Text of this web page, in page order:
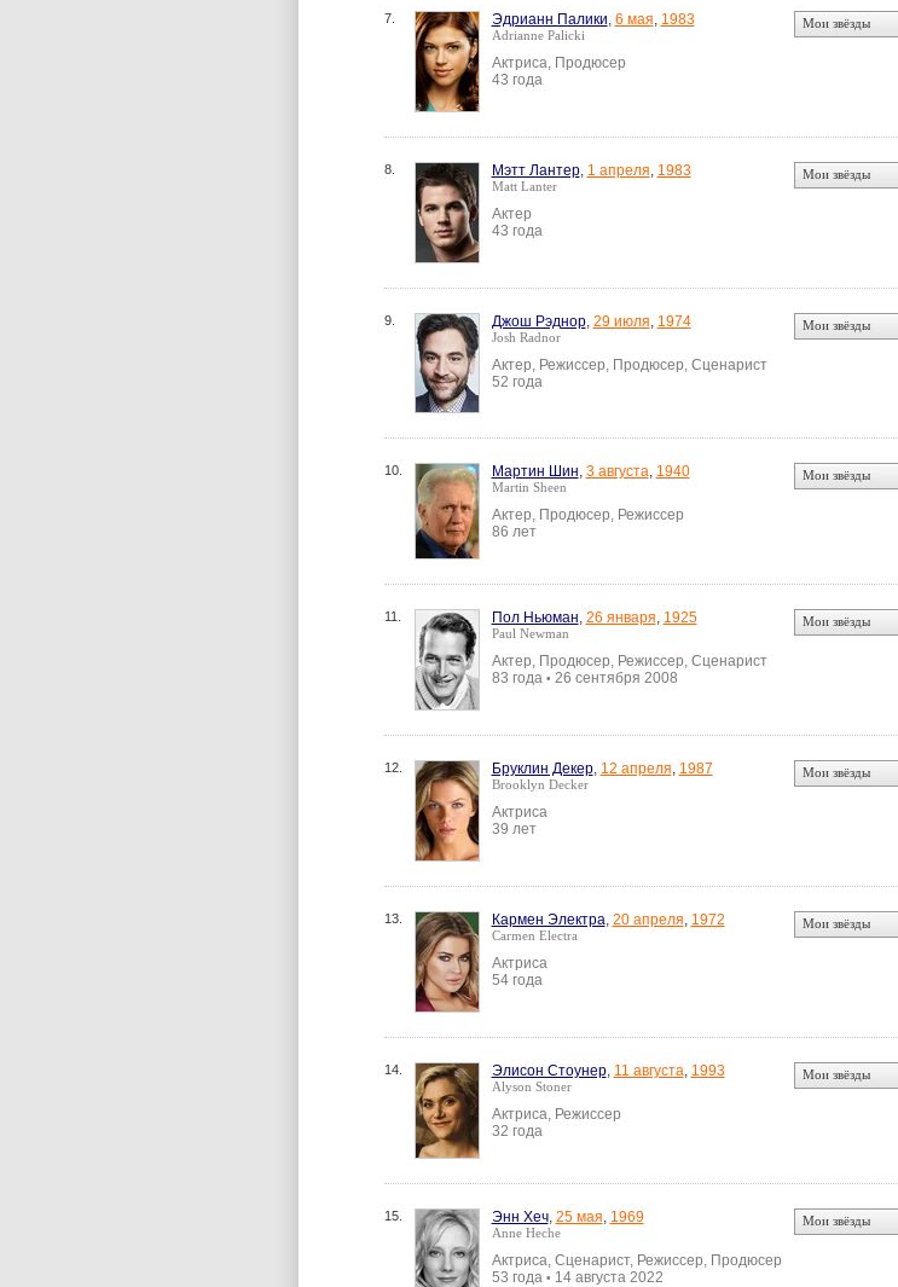
7. Эдрианн Палики, 6 мая, 1983
Adrianne Palicki
Актриса, Продюсер
43 года
Мои звёзды
8. Мэтт Лантер, 1 апреля, 1983
Matt Lanter
Актер
43 года
Мои звёзды
9. Джош Рэднор, 29 июля, 1974
Josh Radnor
Актер, Режиссер, Продюсер, Сценарист
52 года
Мои звёзды
10. Мартин Шин, 3 августа, 1940
Martin Sheen
Актер, Продюсер, Режиссер
86 лет
Мои звёзды
11. Пол Ньюман, 26 января, 1925
Paul Newman
Актер, Продюсер, Режиссер, Сценарист
83 года • 26 сентября 2008
Мои звёзды
12. Бруклин Декер, 12 апреля, 1987
Brooklyn Decker
Актриса
39 лет
Мои звёзды
13. Кармен Электра, 20 апреля, 1972
Carmen Electra
Актриса
54 года
Мои звёзды
14. Элисон Стоунер, 11 августа, 1993
Alyson Stoner
Актриса, Режиссер
32 года
Мои звёзды
15. Энн Хеч, 25 мая, 1969
Anne Heche
Актриса, Сценарист, Режиссер, Продюсер
53 года • 14 августа 2022
Мои звёзды